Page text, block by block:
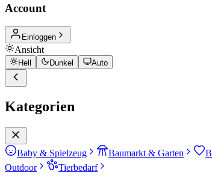
Account
Einloggen
Ansicht
Hell Dunkel Auto
Kategorien
Baby & Spielzeug Baumarkt & Garten
Outdoor
Tierbedarf